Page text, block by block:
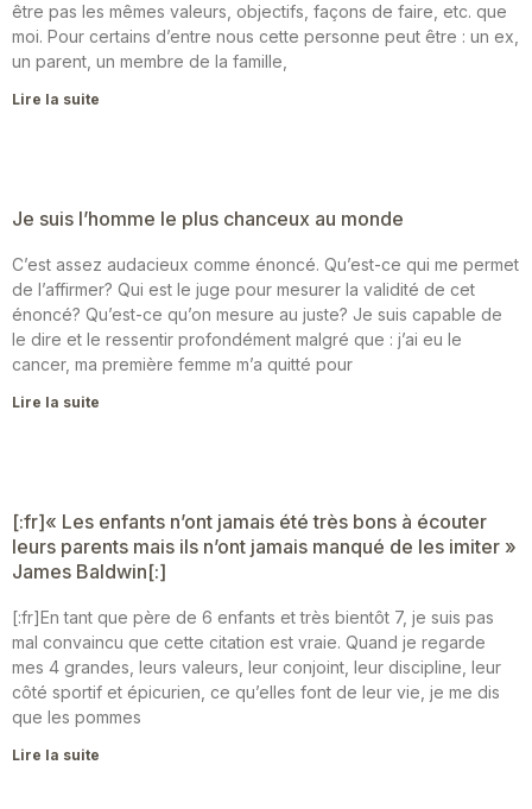
être pas les mêmes valeurs, objectifs, façons de faire, etc. que
moi. Pour certains d’entre nous cette personne peut être : un ex,
un parent, un membre de la famille,
Lire la suite
Je suis l’homme le plus chanceux au monde
C’est assez audacieux comme énoncé. Qu’est-ce qui me permet
de l’affirmer? Qui est le juge pour mesurer la validité de cet
énoncé? Qu’est-ce qu’on mesure au juste? Je suis capable de
le dire et le ressentir profondément malgré que : j’ai eu le
cancer, ma première femme m’a quitté pour
Lire la suite
[:fr]« Les enfants n’ont jamais été très bons à écouter
leurs parents mais ils n’ont jamais manqué de les imiter »
James Baldwin[:]
[:fr]En tant que père de 6 enfants et très bientôt 7, je suis pas
mal convaincu que cette citation est vraie. Quand je regarde
mes 4 grandes, leurs valeurs, leur conjoint, leur discipline, leur
côté sportif et épicurien, ce qu’elles font de leur vie, je me dis
que les pommes
Lire la suite